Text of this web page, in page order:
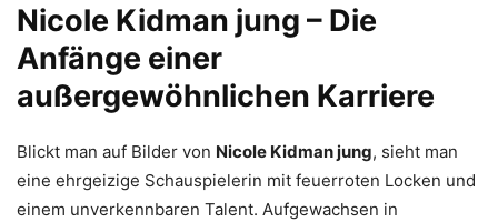
Nicole Kidman jung – Die
Anfänge einer
außergewöhnlichen Karriere
Blickt man auf Bilder von Nicole Kidman jung, sieht man
eine ehrgeizige Schauspielerin mit feuerroten Locken und
einem unverkennbaren Talent. Aufgewachsen in